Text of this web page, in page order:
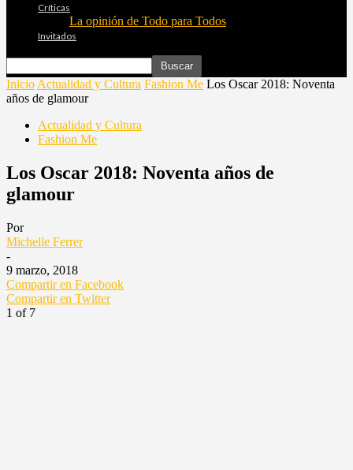
Críticas
La opinión de Todo para Todos
Invitados
Inicio Actualidad y Cultura Fashion Me Los Oscar 2018: Noventa
años de glamour
Actualidad y Cultura
Fashion Me
Los Oscar 2018: Noventa años de
glamour
Por
Michelle Ferrer
-
9 marzo, 2018
Compartir en Facebook
Compartir en Twitter
1 of 7